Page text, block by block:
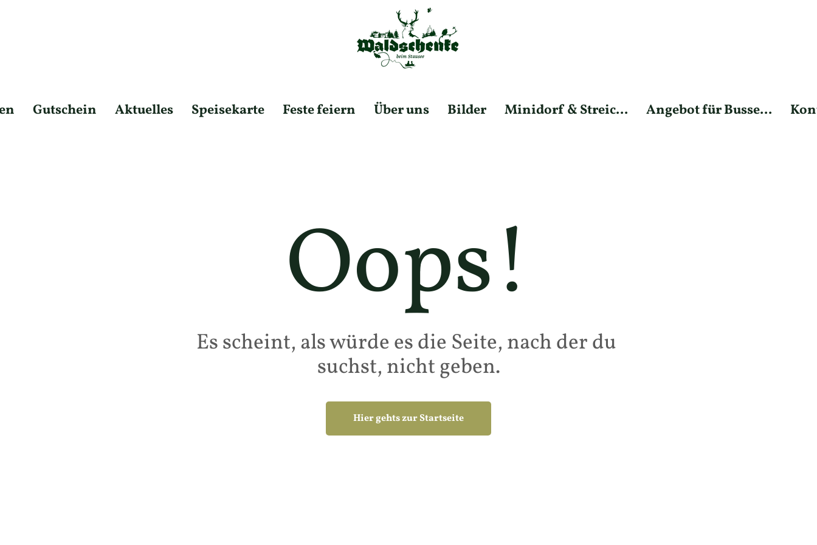
Gutschein Aktuelles Speisekarte Feste feiern Über uns Bilder Minidorf & Streic... Angebot für Busse...
Oops!
Es scheint, als würde es die Seite, nach der du
suchst, nicht geben.
Hier gehts zur Startseite